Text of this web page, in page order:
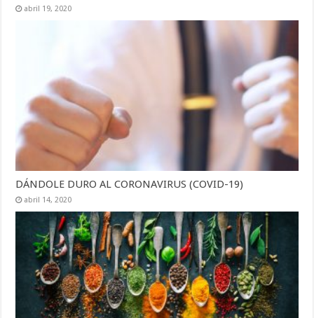
abril 19, 2020
DÁNDOLE DURO AL CORONAVIRUS (COVID-19)
abril 14, 2020